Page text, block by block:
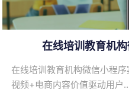
在线培训教育机
在线培训教育机构微信小程
视频+电商内容价值驱动用户